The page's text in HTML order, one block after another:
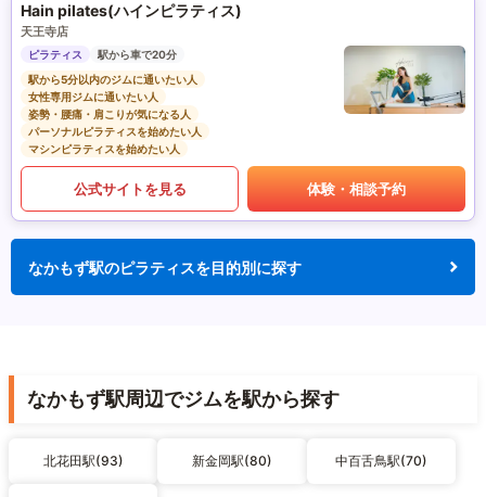
Hain pilates(ハインピラティス)
天王寺店
ピラティス
駅から車で20分
駅から5分以内のジムに通いたい人
女性専用ジムに通いたい人
姿勢・腰痛・肩こりが気になる人
パーソナルピラティスを始めたい人
マシンピラティスを始めたい人
公式サイトを見る 体験・相談予約
なかもず駅のピラティスを目的別に探す
なかもず駅周辺でジムを駅から探す
北花田駅(93) 新金岡駅(80) 中百舌鳥駅(70)